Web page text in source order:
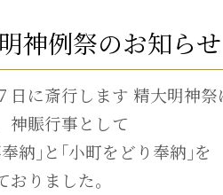
神例祭のお知らせ
日に斎行します 精大明神祭
神賑行事として
納｣と｢小町をどり奉納｣を
おりました。